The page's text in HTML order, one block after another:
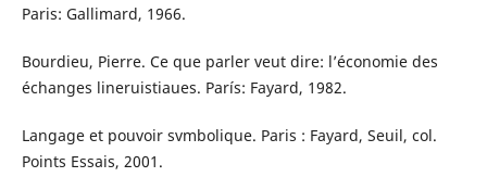
Paris: Gallimard, 1966.
Bourdieu, Pierre. Ce que parler veut dire: l’économie des
échanges lineruistiaues. París: Fayard, 1982.
Langage et pouvoir svmbolique. Paris : Fayard, Seuil, col.
Points Essais, 2001.